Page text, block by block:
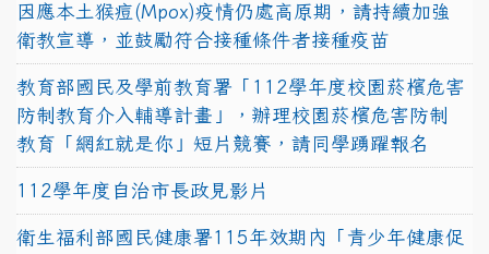
因應本土猴痘(Mpox)疫情仍處高原期，請持續加強
衛教宣導，並鼓勵符合接種條件者接種疫苗
教育部國民及學前教育署「112學年度校園菸檳危害
防制教育介入輔導計畫」，辦理校園菸檳危害防制
教育「網紅就是你」短片競賽，請同學踴躍報名
112學年度自治市長政見影片
衛生福利部國民健康署115年效期內「青少年健康促